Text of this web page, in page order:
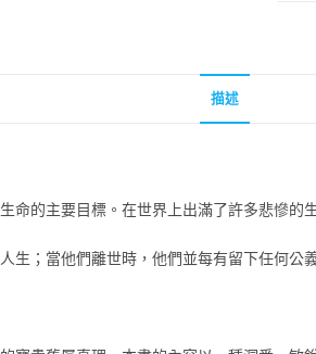
描述
命的主要目標。在世界上出滿了許多悲慘的
生；當他們離世時，他們並每有留下任何公